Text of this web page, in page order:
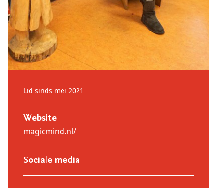
Lid sinds mei 2021
Website
magicmind.nl/
Sociale media